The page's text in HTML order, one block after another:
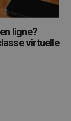
ligne?
virtuelle